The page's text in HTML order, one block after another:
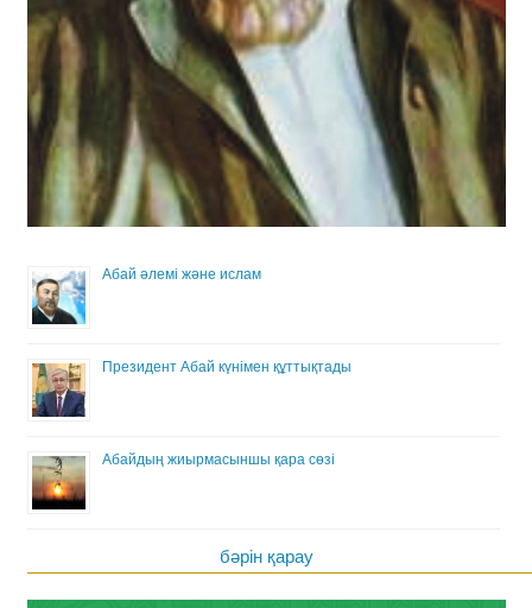
Абай әлемі және ислам
Президент Абай күнімен құттықтады
Абайдың жиырмасыншы қара сөзі
бәрін қарау